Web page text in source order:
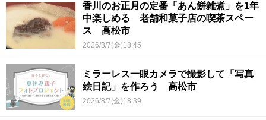
香川のお正月の定番「あん餅雑煮」を1年
中楽しめる 老舗和菓子店の喫茶スペー
ス 高松市
2026/8/7(金)18:45
ミラーレス一眼カメラで撮影して「写真
絵日記」を作ろう 高松市
2026/8/7(金)18:39